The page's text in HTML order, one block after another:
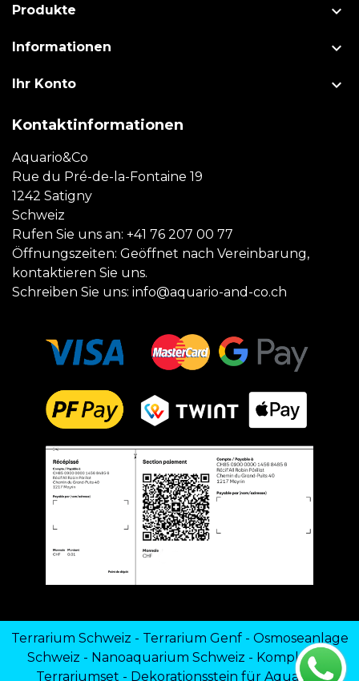
Produkte 
Informationen 
Ihr Konto 
Kontaktinformationen
Aquario&Co
Rue du Pré-de-la-Fontaine 19
1242 Satigny
Schweiz
Rufen Sie uns an: +41 76 207 00 77
Öffnungszeiten: Geöffnet nach Vereinbarung,
kontaktieren Sie uns.
Schreiben Sie uns: info@aquario-and-co.ch
Terrarium Schweiz - Terrarium Genf- Osmoseanlage
Schweiz - Nanoaquarium Schweiz - Komplettes
Terrariumset - Dekorationsstein für Aquarien